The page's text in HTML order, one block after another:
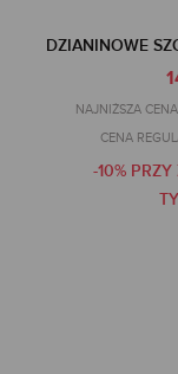
DZIANINOWE
NAJNIŻSZA
CENA
-10%